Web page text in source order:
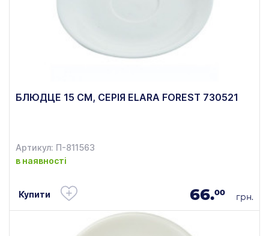
БЛЮДЦЕ 15 СМ, СЕРІЯ ELARA FOREST 730521
Артикул: П-811563
в наявності
Купити 66.00 грн.